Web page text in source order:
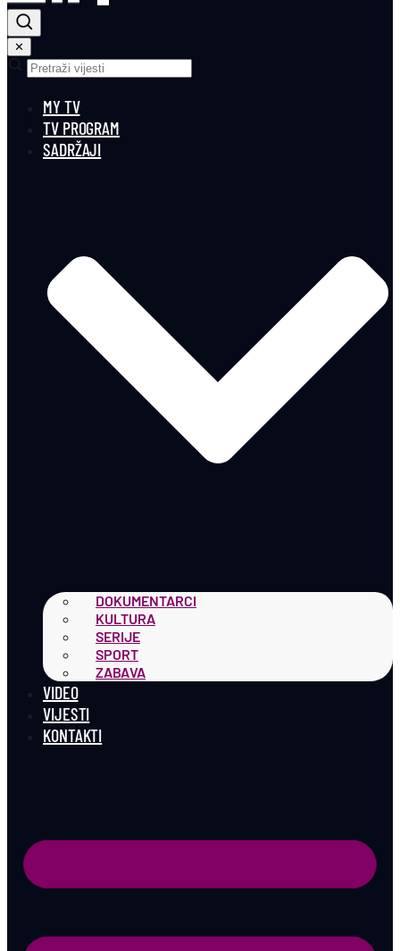
✕
MY TV
TV PROGRAM
SADRŽAJI
DOKUMENTARCI
KULTURA
SERIJE
SPORT
ZABAVA
VIDEO
VIJESTI
KONTAKTI